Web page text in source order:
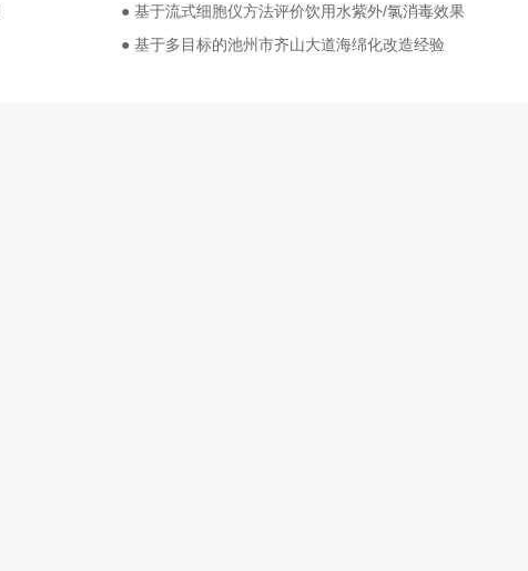
● 基于流式细胞仪方法评价饮用水紫外/氯消毒效果
● 基于多目标的池州市齐山大道海绵化改造经验